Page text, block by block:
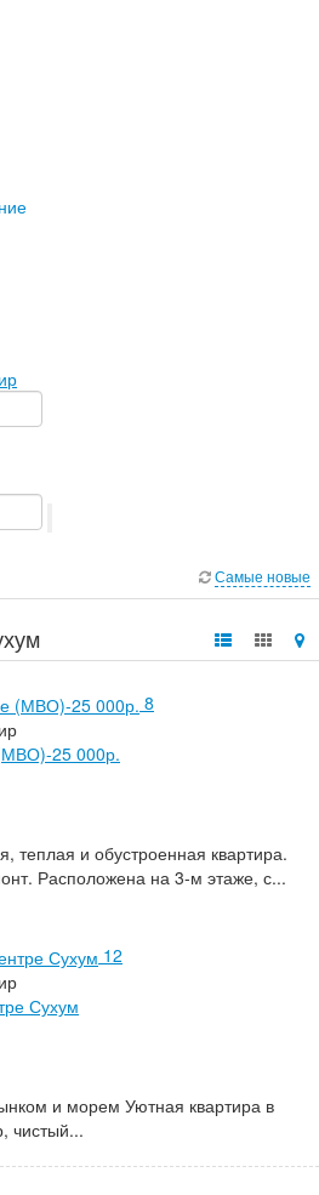
Самые новые
8
25 000р.
теплая и обустроенная квартира.
Расположена на 3-м этаже, с...
12
Сухум
и морем Уютная квартира в
чистый...